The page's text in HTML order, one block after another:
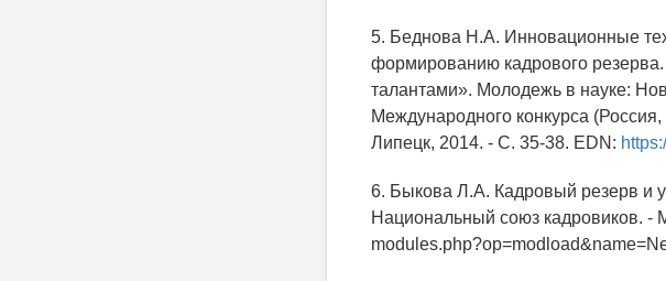
5. Беднова Н.А. Инновационные
формированию кадрового
талантами». Молодежь в науке:
Международного конкурса
Липецк, 2014. - C. 35-38. EDN:
6. Быкова Л.А. Кадровый резерв и
Национальный союз кадровиков. -